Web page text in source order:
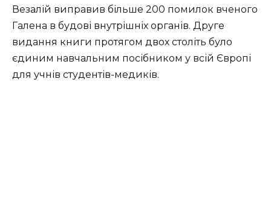
Везалій виправив більше 200 помилок вченого
Галена в будові внутрішніх органів. Друге
видання книги протягом двох століть було
єдиним навчальним посібником у всій Європі
для учнів студентів-медиків.